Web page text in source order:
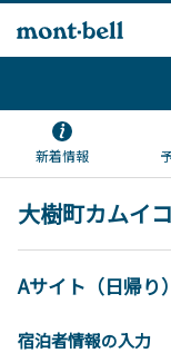
新着情報
大樹町カムイ
Aサイト（日帰り）
宿泊者情報の入力